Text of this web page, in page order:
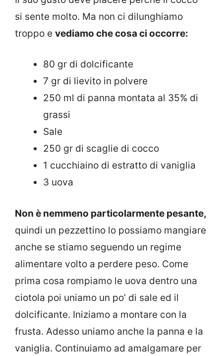
si sente molto. Ma non ci dilunghiamo
troppo e vediamo che cosa ci occorre:
80 gr di dolcificante
7 gr di lievito in polvere
250 ml di panna montata al 35% di
grassi
Sale
250 gr di scaglie di cocco
1 cucchiaino di estratto di vaniglia
3 uova
Non è nemmeno particolarmente pesante,
quindi un pezzettino lo possiamo mangiare
anche se stiamo seguendo un regime
alimentare volto a perdere peso. Come
prima cosa rompiamo le uova dentro una
ciotola poi uniamo un po’ di sale ed il
dolcificante. Iniziamo a montare con la
frusta. Adesso uniamo anche la panna e la
vaniglia. Continuiamo ad amalgamare per